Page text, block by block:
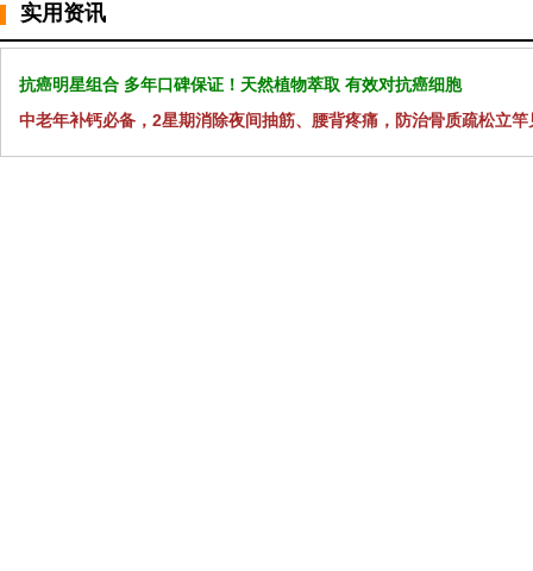
实用资讯
抗癌明星组合 多年口碑保证！天然植物萃取 有效对抗癌细胞
中老年补钙必备，2星期消除夜间抽筋、腰背疼痛，防治骨质疏松立竿